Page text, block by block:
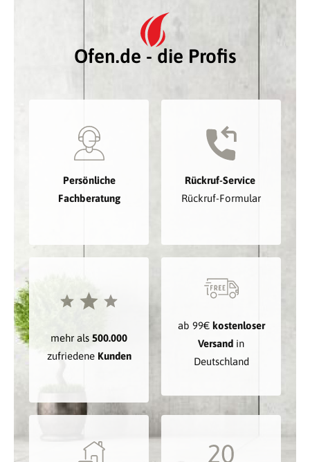
Ofen.de - die Profis
Persönliche
Fachberatung
Rückruf-Service
Rückruf-Formular
mehr als 500.000
zufriedene Kunden
ab 99€ kostenloser
Versand in
Deutschland